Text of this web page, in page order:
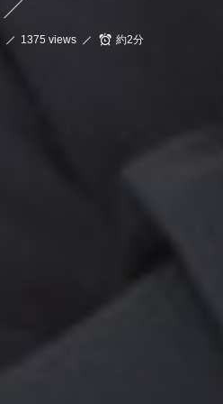
1375 views 約2分